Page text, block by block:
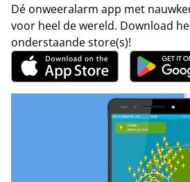
Dé onweeralarm app met
voor heel de wereld. Download
onderstaande store(s)!